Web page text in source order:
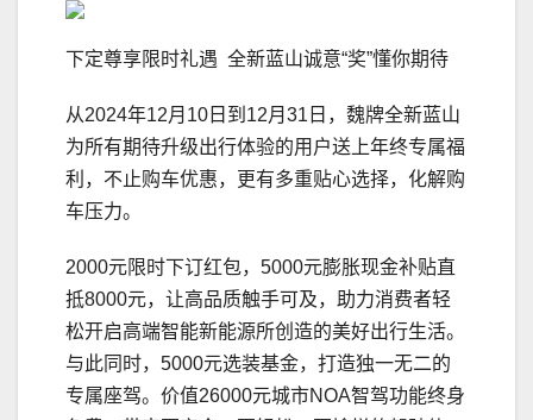
下定尊享限时礼遇 全新蓝山诚意“奖”懂你期待
从2024年12月10日到12月31日，魏牌全新蓝山
为所有期待升级出行体验的用户送上年终专属福
利，不止购车优惠，更有多重贴心选择，化解购
车压力。
2000元限时下订红包，5000元膨胀现金补贴直
抵8000元，让高品质触手可及，助力消费者轻
松开启高端智能新能源所创造的美好出行生活。
与此同时，5000元选装基金，打造独一无二的
专属座驾。价值26000元城市NOA智驾功能终身